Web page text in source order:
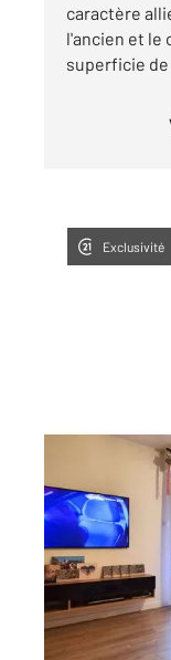
caractère
l'ancien et le
superficie de
Exclusivité
74,01 m
, 3
Ref : 388
Visiter le site